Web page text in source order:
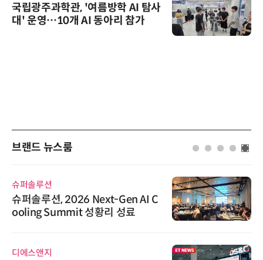
국립광주과학관, '여름방학 AI 탐사
대' 운영…10개 AI 동아리 참가
브랜드 뉴스룸
슈퍼솔루션
슈퍼솔루션, 2026 Next-Gen AI C
ooling Summit 성황리 성료
디에스앤지